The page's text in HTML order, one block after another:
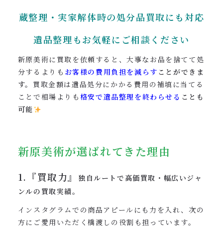
蔵整理・実家解体時の処分品買取にも対応
遺品整理もお気軽にご相談ください
新原美術に買取を依頼すると、大事なお品を捨てて処
分するよりも お客様の費用負担を減らす ことができま
す。 買取金額は遺品処分にかかる費用の補填に当てる
ことで相場よりも 格安で遺品整理を終わらせる ことも
可能
新原美術が選ばれてきた理由
1.『買取力』独自ルートで高価買取・幅広いジャ
ンルの買取実績。
インスタグラムでの商品アピールにも力を入れ、次の
方にご愛用いただく橋渡しの役割も担っています。